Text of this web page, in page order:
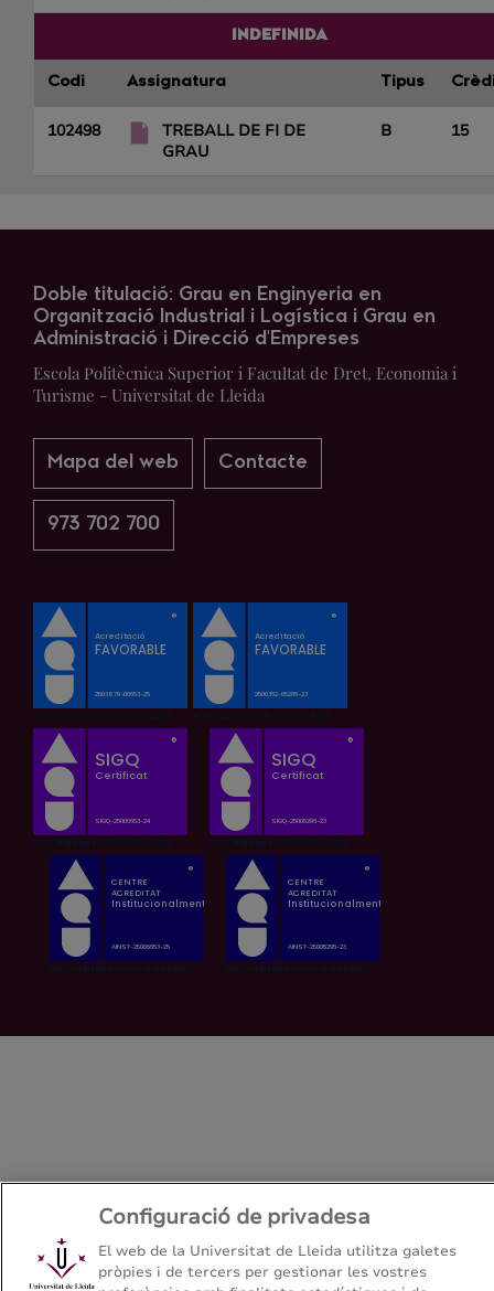
INDEFINIDA
Codi Assignatura Tipus
102498
TREBALL DE FI DE
GRAU
B 15
Doble titulació: Grau en Enginyeria en
Organització Industrial i Logística i Grau en
Administració i Direcció d'Empreses
Escola Politècnica Superior i Facultat de Dret, Economia i
Turisme - Universitat de Lleida
Mapa del web Contacte
973 702 700
Configuració de privadesa
El web de la Universitat de Lleida utilitza galetes
pròpies i de tercers per gestionar les vostres